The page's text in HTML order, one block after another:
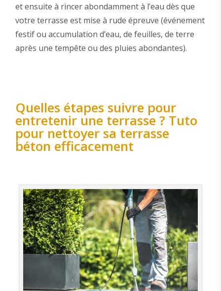
et ensuite à rincer abondamment à l’eau dès que
votre terrasse est mise à rude épreuve (événement
festif ou accumulation d’eau, de feuilles, de terre
après une tempête ou des pluies abondantes).
Quelles étapes suivre pour
entretenir une terrasse ? Tuto
pour nettoyer sa terrasse
béton efficacement